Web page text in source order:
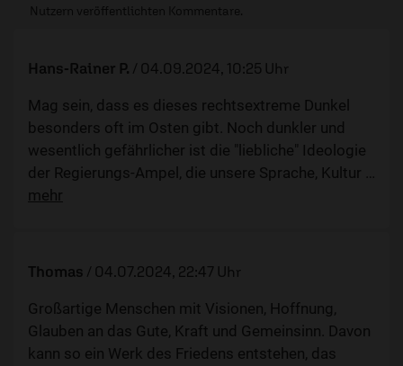
Nutzern veröffentlichten Kommentare.
Hans-Rainer P. / 04.09.2024, 10:25 Uhr
Mag sein, dass es dieses rechtsextreme Dunkel
besonders oft im Osten gibt. Noch dunkler und
wesentlich gefährlicher ist die "liebliche" Ideologie
der Regierungs-Ampel, die unsere Sprache, Kultur
…
mehr
Thomas / 04.07.2024, 22:47 Uhr
Großartige Menschen mit Visionen, Hoffnung,
Glauben an das Gute, Kraft und Gemeinsinn. Davon
kann so ein Werk des Friedens entstehen, das